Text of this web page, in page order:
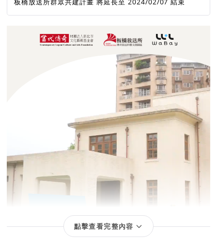
點擊查看完整內容